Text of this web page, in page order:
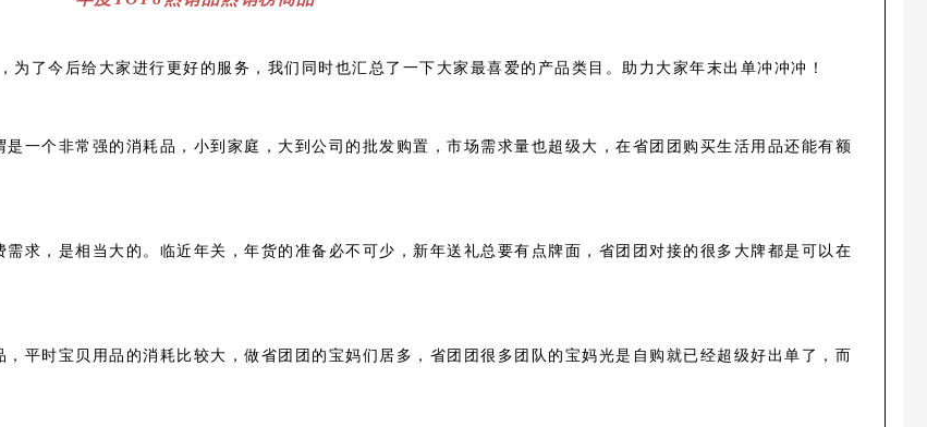
了今后给大家进行更好的服务，我们同时也汇总了一下大家最喜爱的产品类目。助力大家年末出单冲冲冲！
一个非常强的消耗品，小到家庭，大到公司的批发购置，市场需求量也超级大，在省团团购买生活用品还能有额
求，是相当大的。临近年关，年货的准备必不可少，新年送礼总要有点牌面，省团团对接的很多大牌都是可以在
平时宝贝用品的消耗比较大，做省团团的宝妈们居多，省团团很多团队的宝妈光是自购就已经超级好出单了，而